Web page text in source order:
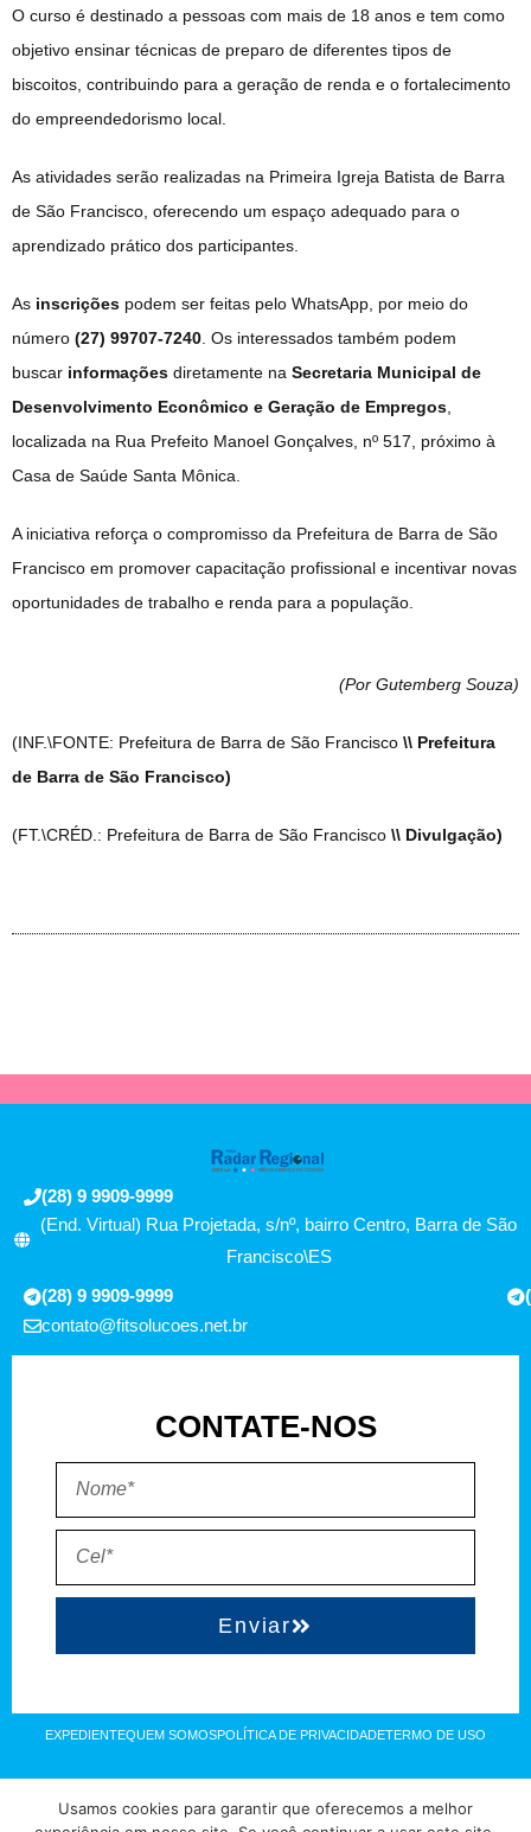
O curso é destinado a pessoas com mais de 18 anos e tem como
objetivo ensinar técnicas de preparo de diferentes tipos de
biscoitos, contribuindo para a geração de renda e o fortalecimento
do empreendedorismo local.
As atividades serão realizadas na Primeira Igreja Batista de Barra
de São Francisco, oferecendo um espaço adequado para o
aprendizado prático dos participantes.
As inscrições podem ser feitas pelo WhatsApp, por meio do
número (27) 99707-7240 . Os interessados também podem
buscar informações diretamente na Secretaria Municipal de
Desenvolvimento Econômico e Geração de Empregos
localizada na Rua Prefeito Manoel Gonçalves, nº 517, próximo à
Casa de Saúde Santa Mônica.
A iniciativa reforça o compromisso da Prefeitura de Barra de São
Francisco em promover capacitação profissional e incentivar novas
oportunidades de trabalho e renda para a população.
(Por Gutemberg Souza)
(INF.\FONTE: Prefeitura de Barra de São Francisco \\ Prefeitura
de Barra de São Francisco)
(FT.\CRÉD.: Prefeitura de Barra de São Francisco \\ Divulgação)
(28) 9 9909-9999
(End. Virtual) Rua Projetada, s/nº, bairro Centro, Barra de São
Francisco\ES
(28) 9 9909-9999
contato@fitsolucoes.net.br
CONTATE-NOS
Enviar
EXPEDIENTEQUEM SOMOSPOLÍTICA DE PRIVACIDADETERMO DE USO
Direitos reservados à FIT Soluções = Atualizado pelo Consórcio de
Usamos cookies para garantir que oferecemos a melhor